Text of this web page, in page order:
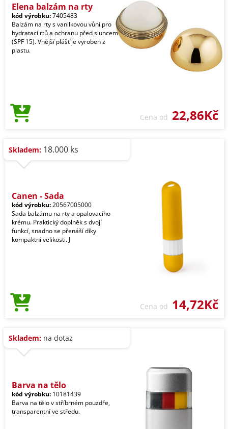
Elena balzám na rty
kód výrobku:7405483
Balzám na rty s vanilkovou vůní pro
hydrataci rtů a ochranu před sluncem
(SPF 15). Vnější plášť je vyroben z
plastu.
Cena od 22,86Kč
Skladem: 18.000 ks
Canen - Sada
kód výrobku:20567005000
Sada balzámu na rty a opalovacího
krému. Praktický doplněk s dvojí
funkcí, snadno se přenáší díky
kompaktní velikosti. J
Cena od 14,72Kč
Skladem: na dotaz
Barva na tělo
kód výrobku: 10181439
Barva na tělo v stříbrném pouzdře,
transparentní ve středu.